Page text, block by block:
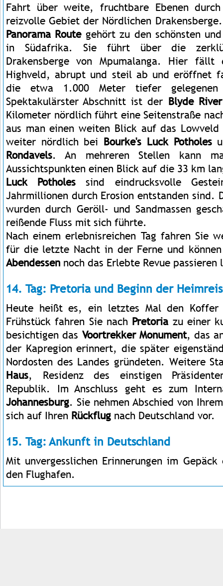
Fahrt über weite, fruchtbare Ebenen
reizvolle Gebiet der Nördlichen
Panorama Routegehört zu den schönsten
in Südafrika. Sie führt über die
Drakensberge von Mpumalanga. Hier fällt
Highveld, abrupt und steil ab und eröffnet
die etwa 1.000 Meter tiefer gelegenen
Spektakulärster Abschnitt ist der Blyde
Kilometer nördlich führt eine Seitenstraße
aus man einen weiten Blick auf das
weiter nördlich bei Bourke's Luck Potholes
Rondavels. An mehreren Stellen kann
Aussichtspunkten einen Blick auf die 33 km
Luck Potholes sind eindrucksvolle
Jahrmillionen durch Erosion entstanden sind.
wurden durch Geröll- und Sandmassen
reißende Fluss mit sich führte.
Nach einem erlebnisreichen Tag fahren Sie
für die letzte Nacht in der Ferne und
Abendessen noch das Erlebte Revue passieren
14. Tag: Pretoria und Beginn der
Heute heißt es, ein letztes Mal den
Frühstück fahren Sie nach Pretoria zu einer
besichtigen das Voortrekker Monument, das
der Kapregion erinnert, die später
Nordosten des Landes gründeten. Weitere
Haus, Residenz des einstigen
Republik. Im Anschluss geht es zum
Johannesburg. Sie nehmen Abschied von
sich auf Ihren Rückflug nach Deutschland vor.
15. Tag: Ankunft in Deutschland
Mit unvergesslichen Erinnerungen im
den Flughafen.